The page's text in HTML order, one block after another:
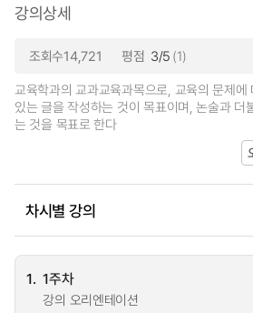
강의상세
조회수14,721 평점 3/5 (1)
교육학과의 교과교육과목으로, 교육의 문제에
있는 글을 작성하는 것이 목표이며, 논술과 더
는 것을 목표로 한다
차시별 강의
1. 1주차
강의 오리엔테이션